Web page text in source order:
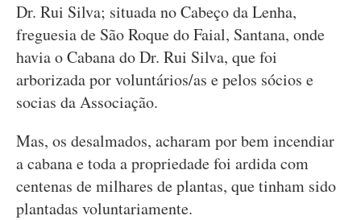
Dr. Rui Silva; situada no Cabeço da Lenha,
freguesia de São Roque do Faial, Santana, onde
havia o Cabana do Dr. Rui Silva, que foi
arborizada por voluntários/as e pelos sócios e
socias da Associação.
Mas, os desalmados, acharam por bem incendiar
a cabana e toda a propriedade foi ardida com
centenas de milhares de plantas, que tinham sido
plantadas voluntariamente.